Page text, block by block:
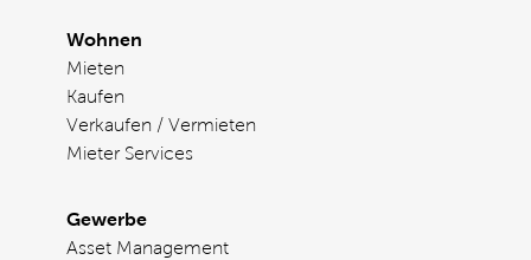
Wohnen
Mieten
Kaufen
Verkaufen / Vermieten
Mieter Services
Gewerbe
Asset Management